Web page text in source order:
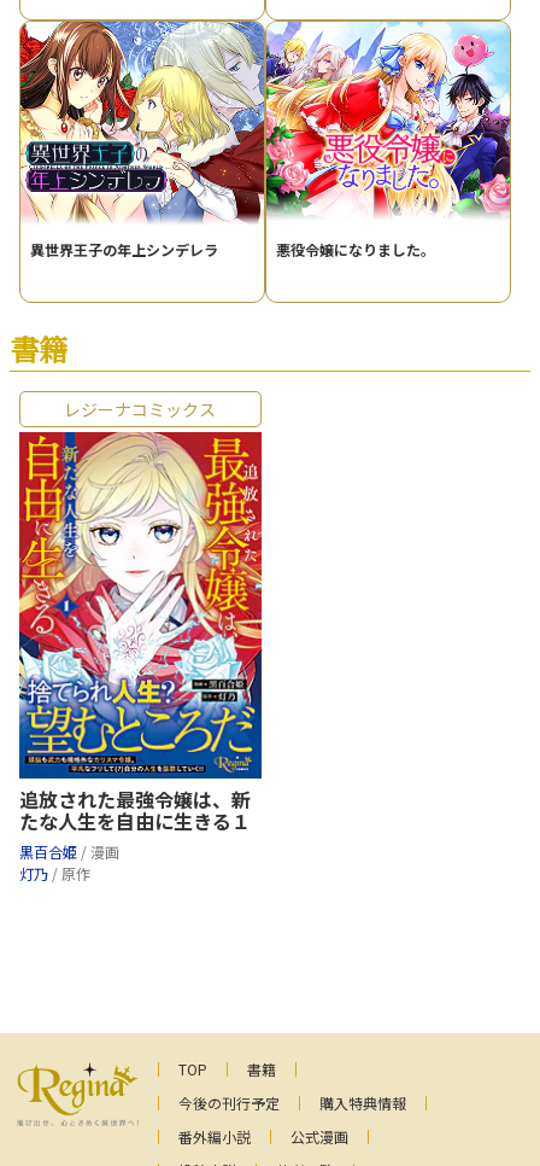
異世界王子の年上シンデレラ 悪役令嬢になりました。
書籍
レジーナコミックス
追放された最強令嬢は、新
たな人生を自由に生きる１
黒百合姫 / 漫画
灯乃 / 原作
TOP
書籍
今後の刊行予定
購入特典情報
番外編小説
公式漫画